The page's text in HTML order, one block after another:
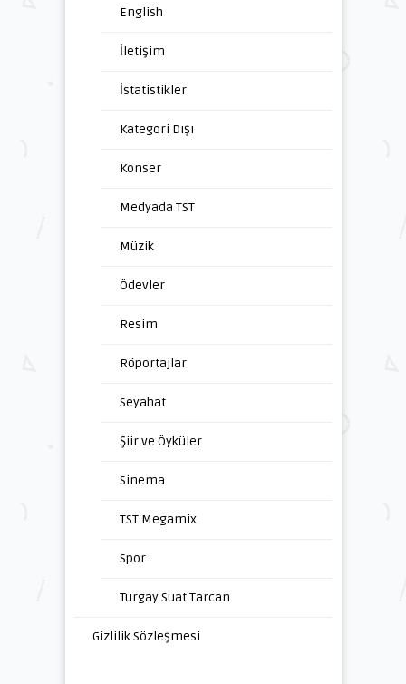
English
İletişim
İstatistikler
Kategori Dışı
Konser
Medyada TST
Müzik
Ödevler
Resim
Röportajlar
Seyahat
Şiir ve Öyküler
Sinema
TST Megamix
Spor
Turgay Suat Tarcan
Gizlilik Sözleşmesi